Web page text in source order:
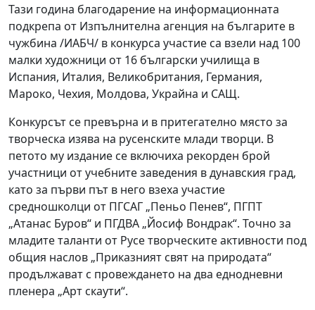
Тази година благодарение на информационната
подкрепа от Изпълнителна агенция на българите в
чужбина /ИАБЧ/ в конкурса участие са взели над 100
малки художници от 16 български училища в
Испания, Италия, Великобритания, Германия,
Мароко, Чехия, Молдова, Украйна и САЩ.
Конкурсът се превърна и в притегателно място за
творческа изява на русенските млади творци. В
петото му издание се включиха рекорден брой
участници от учебните заведения в дунавския град,
като за първи път в него взеха участие
средношколци от ПГСАГ „Пеньо Пенев“, ПГПТ
„Атанас Буров“ и ПГДВА „Йосиф Вондрак“. Точно за
младите таланти от Русе творческите активности под
общия наслов „Приказният свят на природата“
продължават с провеждането на два еднодневни
пленера „Арт скаути“.